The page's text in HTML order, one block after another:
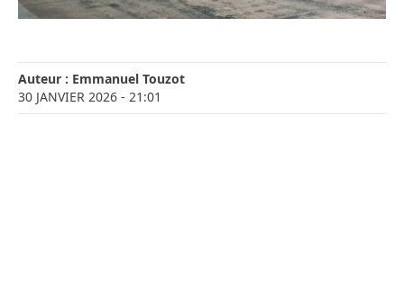
Auteur : Emmanuel Touzot
30 JANVIER 2026 - 21:01